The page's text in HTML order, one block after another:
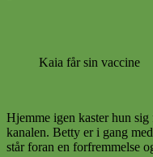
Kaia får sin vaccine
Hjemme igen kaster hun
kanalen. Betty er i gang
står foran en forfremmelse